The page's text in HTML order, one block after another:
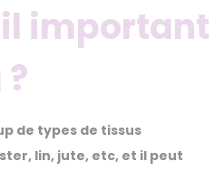
n
important
de types de tissus
lin, jute, etc, et il peut